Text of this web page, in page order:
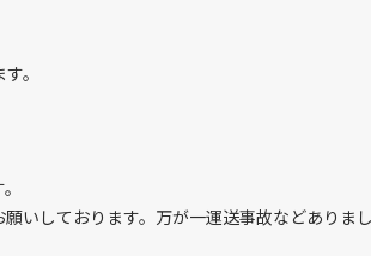
。
いしております。万が一運送事故などありま